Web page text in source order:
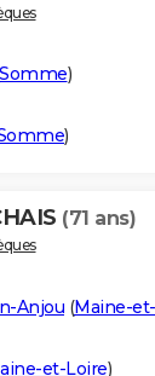
Somme)
)
(71 ans)
Anjou (Maine-
et-Loire)